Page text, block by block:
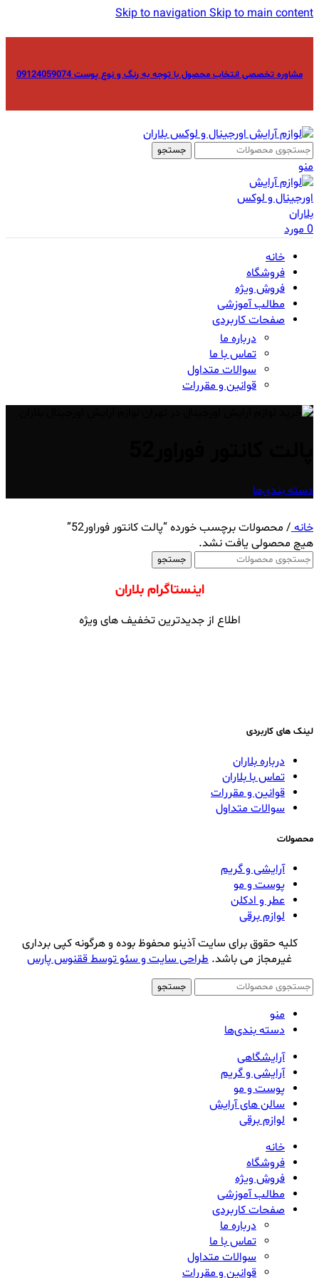
Skip to navigationSkip to main content
مشاوره تخصصی انتخاب محصول با توجه به رنگ و نوع پوست 09124059074
جستجو
منو
0مورد
خانه
فروشگاه
فروش ویژه
مطالب آموزشی
صفحات کاربردی
درباره ما
تماس با ما
سوالات متداول
قوانین و مقررات
دسته بندی‌ها
خانه/ محصولات برچسب خورده “پالت کانتور فوراور52”
هیچ محصولی یافت نشد.
جستجو
اینستاگرام بلاران
اطلاع از جدیدترین تخفیف های ویژه
لینک های کاربردی
درباره بلاران
تماس با بلاران
قوانین و مقررات
سوالات متداول
محصولات
آرایشی و گریم
پوست و مو
عطر و ادکلن
لوازم برقی
کلیه حقوق برای سایت آذینو محفوظ بوده و هرگونه کپی برداری
غیرمجاز می باشد. طراحی سایت و سئو توسط ققنوس پارس
جستجو
منو
دسته بندی‌ها
آرایشگاهی
آرایشی و گریم
پوست و مو
سالن های آرایش
لوازم برقی
خانه
فروشگاه
فروش ویژه
مطالب آموزشی
صفحات کاربردی
درباره ما
تماس با ما
سوالات متداول
قوانین و مقررات